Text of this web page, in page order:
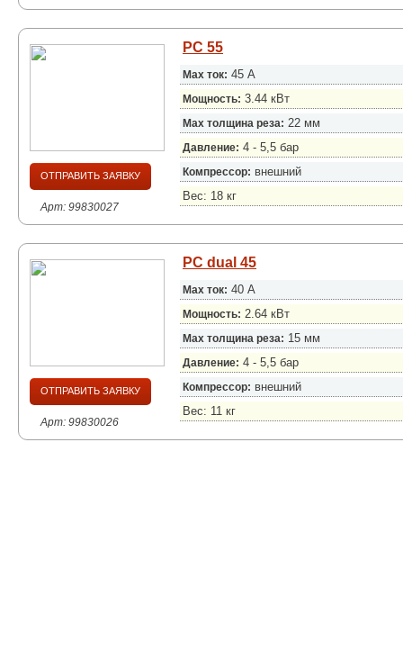
ОТПРАВИТЬ ЗАЯВКУ
Арт: 99830027
PC 55
Max ток: 45 А
Мощность: 3.44 кВт
Max толщина реза: 22 мм
Давление: 4 - 5,5 бар
Компрессор: внешний
Вес: 18 кг
ОТПРАВИТЬ ЗАЯВКУ
Арт: 99830026
PC dual 45
Max ток: 40 А
Мощность: 2.64 кВт
Max толщина реза: 15 мм
Давление: 4 - 5,5 бар
Компрессор: внешний
Вес: 11 кг